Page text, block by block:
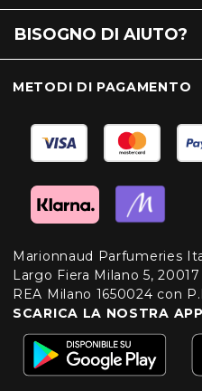
BISOGNO DI AIUTO?
METODI DI PAGAMENTO
Marionnaud Parfumeries
Largo Fiera Milano 5,
REA Milano 1650024 con
SCARICA LA NOSTRA APP